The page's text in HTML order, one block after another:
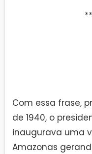
Com essa frase,
de 1940, o
inaugurava uma
Amazonas